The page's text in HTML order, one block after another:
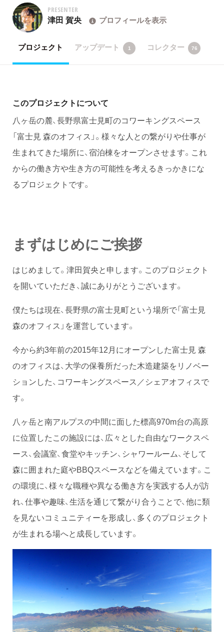
PRESENTER
津田 賀央 プロフィールを表示
プロジェクト アップデート 1 コレクター 76
このプロジェクトについて
八ヶ岳の麓、長野県富士見町のコワーキングスペース
「富士見 森のオフィス」。様々な人との繋がりや仕事が
生まれてきた場所に、宿泊棟をオープンさせます。これ
からの働き方や生き方の可能性を考えるきっかきにな
るプロジェクトです。
まずはじめにご挨拶
はじめまして。津田賀央と申します。このプロジェクト
を開いていただき、誠にありがとうございます。
僕たちは現在、長野県の富士見町という場所で「富士見
森のオフィス」を運営しています。
今から約3年前の2015年12月にオープンした富士見 森
のオフィスは、大学の保養所だった木造建築をリノベー
ションした、コワーキングスペース／シェアオフィスで
す。
八ヶ岳と南アルプスの中間に面した標高970m台の高原
に位置したこの施設には、広々とした自由なワークスペ
ース、会議室、食堂やキッチン、シャワールーム、そして
森に囲まれた庭やBBQスペースなどを備えています。こ
の環境に、様々な職種や異なる働き方を実践する人が訪
れ、仕事や趣味、生活を通じて繋がり合うことで、他に類
を見ないコミュニティーを形成し、多くのプロジェクト
が生まれる場へと成長しています。